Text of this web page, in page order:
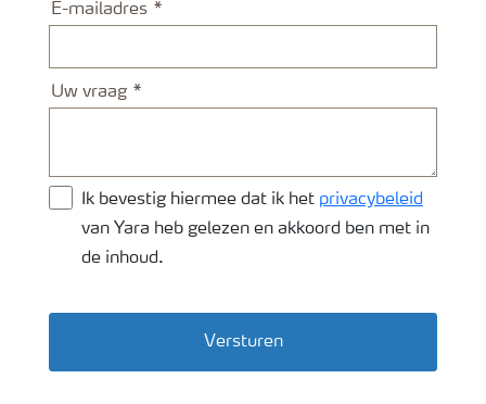
E-mailadres
Uw vraag
Ik bevestig hiermee dat ik het privacybeleid
van Yara heb gelezen en akkoord ben met in
de inhoud.
Versturen